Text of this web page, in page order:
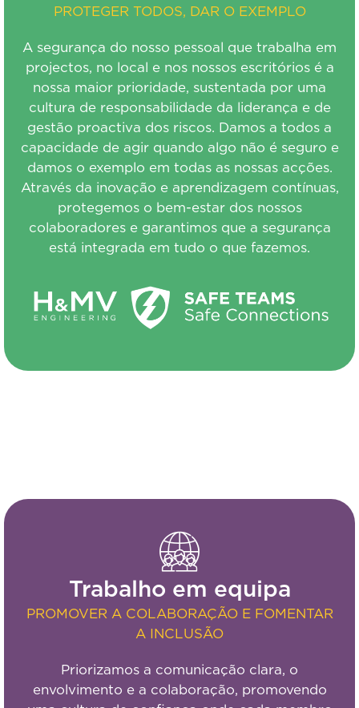
PROTEGER TODOS, DAR O EXEMPLO
A segurança do nosso pessoal que trabalha em
projectos, no local e nos nossos escritórios é a
nossa maior prioridade, sustentada por uma
cultura de responsabilidade da liderança e de
gestão proactiva dos riscos. Damos a todos a
capacidade de agir quando algo não é seguro e
damos o exemplo em todas as nossas acções.
Através da inovação e aprendizagem contínuas,
protegemos o bem-estar dos nossos
colaboradores e garantimos que a segurança
está integrada em tudo o que fazemos.
Trabalho em equipa
PROMOVER A COLABORAÇÃO E FOMENTAR
A INCLUSÃO
Priorizamos a comunicação clara, o
envolvimento e a colaboração, promovendo